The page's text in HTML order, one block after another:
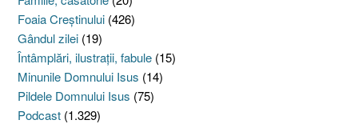
Foaia Creştinului (426)
Gândul zilei (19)
Întâmplări, ilustraţii, fabule (15)
Minunile Domnului Isus (14)
Pildele Domnului Isus (75)
Podcast (1.329)